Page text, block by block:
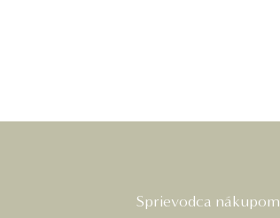
Sprievodca nákupom